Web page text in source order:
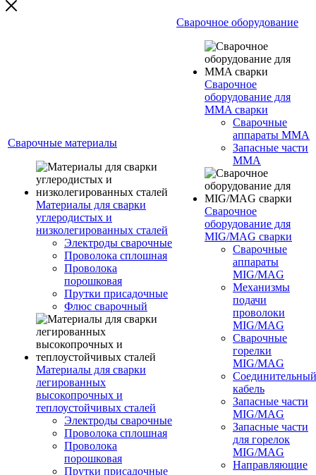
Сварочные материалы
Материалы для сварки
углеродистых и
низколегированных сталей
Электроды сварочные
Проволока сплошная
Проволока
порошковая
Прутки присадочные
Флюс сварочный
Материалы для сварки
легированных
высокопрочных и
теплоустойчивых сталей
Электроды сварочные
Проволока сплошная
Проволока
порошковая
Прутки присадочные
Сварочное оборудование
Сварочное
оборудование для
MMA сварки
Сварочные
аппараты MMA
Запасные части
MMA
Сварочное
оборудование для
MIG/MAG сварки
Сварочные
аппараты
MIG/MAG
Механизмы
подачи
проволоки
MIG/MAG
Сварочные
горелки
MIG/MAG
Соединительный
кабель
Запасные части
MIG/MAG
Запасные части
для горелок
MIG/MAG
Направляющие